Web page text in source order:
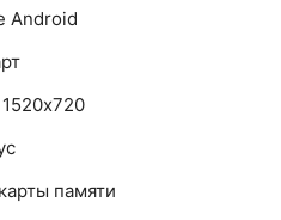
Android
памяти